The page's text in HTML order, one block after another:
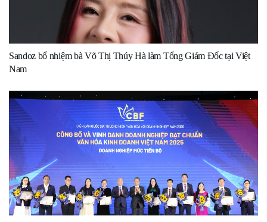
Sandoz bổ nhiệm bà Võ Thị Thúy Hà làm Tổng Giám Đốc tại Việt
Nam